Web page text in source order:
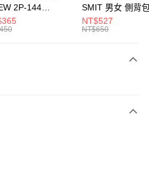
付款。
付」後，將跳轉至「AFTEE先享後付」
通知簡訊。
擊此簡訊中的連結，可透過四大超商／
款，方視為交易完成。
上)免運費
上)免運費
上)免運費
2P-144
男女 短統襪
SMIT 男女 側背
BA5871010
NT$527
NT$650